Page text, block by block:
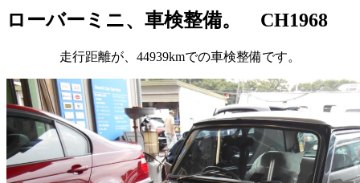
ローバーミニ、車検整備。 CH1968
走行距離が、44939kmでの車検整備です。